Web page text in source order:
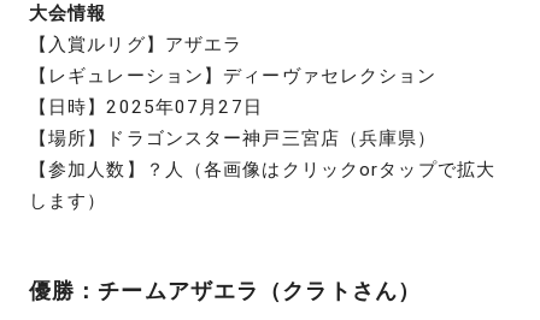
大会情報
【入賞ルリグ】アザエラ
【レギュレーション】ディーヴァセレクション
【日時】2025年07月27日
【場所】ドラゴンスター神戸三宮店（兵庫県）
【参加人数】？人（各画像はクリックorタップで拡大
します）
優勝：チームアザエラ（クラトさん）